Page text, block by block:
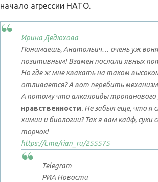
начало агрессии НАТО.
Ирина Дедюхова
Понимаешь, Анатольич… очень уж
позитивным! Взамен послали явных
Но где ж мне квакать на таком
отливается? А вот перебить
А потому что алкалоиды
нравственности. Не забыл еще, что я
химии и биологии? Так я вам кайф,
торчок!
https://t.me/rian_ru/255575
Telegram
РИА Новости